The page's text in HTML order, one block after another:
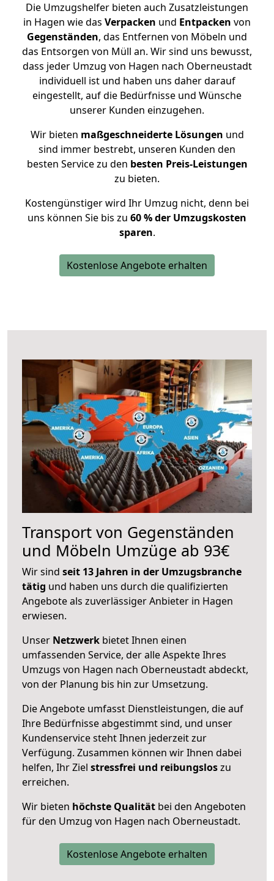
Die Umzugshelfer bieten auch Zusatzleistungen
in Hagen wie das Verpacken und Entpacken von
Gegenständen, das Entfernen von Möbeln und
das Entsorgen von Müll an. Wir sind uns bewusst,
dass jeder Umzug von Hagen nach Oberneustadt
individuell ist und haben uns daher darauf
eingestellt, auf die Bedürfnisse und Wünsche
unserer Kunden einzugehen.
Wir bieten maßgeschneiderte Lösungen und
sind immer bestrebt, unseren Kunden den
besten Service zu den besten Preis-Leistungen
zu bieten.
Kostengünstiger wird Ihr Umzug nicht, denn bei
uns können Sie bis zu 60 % der Umzugskosten
sparen.
Kostenlose Angebote erhalten
Transport von Gegenständen
und Möbeln Umzüge ab 93€
Wir sind seit 13 Jahren in der Umzugsbranche
tätig und haben uns durch die qualifizierten
Angebote als zuverlässiger Anbieter in Hagen
erwiesen.
Unser Netzwerk bietet Ihnen einen
umfassenden Service, der alle Aspekte Ihres
Umzugs von Hagen nach Oberneustadt abdeckt,
von der Planung bis hin zur Umsetzung.
Die Angebote umfasst Dienstleistungen, die auf
Ihre Bedürfnisse abgestimmt sind, und unser
Kundenservice steht Ihnen jederzeit zur
Verfügung. Zusammen können wir Ihnen dabei
helfen, Ihr Ziel stressfrei und reibungsloszu
erreichen.
Wir bieten höchste Qualität bei den Angeboten
für den Umzug von Hagen nach Oberneustadt.
Kostenlose Angebote erhalten